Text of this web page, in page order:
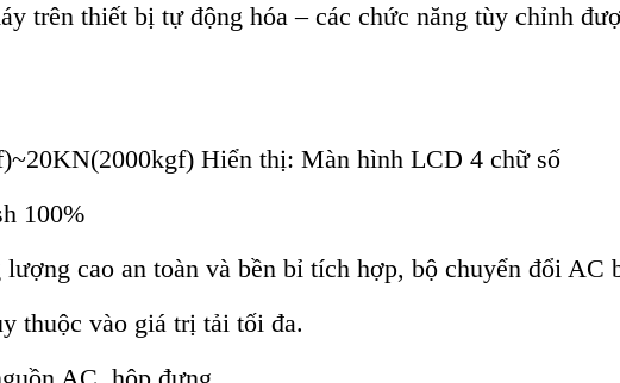
trên thiết bị tự động hóa – các chức năng tùy chỉnh
Hiển thị: Màn hình LCD 4 chữ số
100%
cao an toàn và bền bỉ tích hợp, bộ chuyển đổi AC
thuộc vào giá trị tải tối đa.